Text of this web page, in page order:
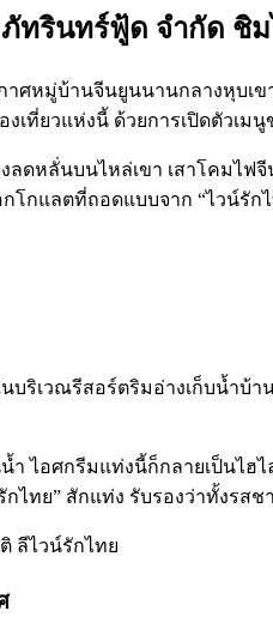
ทรินทร์ฟู้ด จำกัด ชิ
ศหมู่บ้านจีนยูนนานกลางหุบเ
ยวแห่งนี้ ด้วยการเปิดตัวเมนู
หลั่นบนไหล่เขา เสาโคมไฟจี
แลตที่ถอดแบบจาก “ไวน์รัก
บริเวณรีสอร์ตริมอ่างเก็บน้ำ
ำ ไอศกรีมแท่งนี้ก็กลายเป็นไ
ไทย” สักแท่ง รับรองว่าทั้งรส